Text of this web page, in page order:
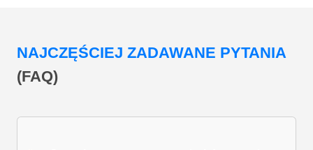
NAJCZĘŚCIEJ ZADAWANE PYTANIA
(FAQ)